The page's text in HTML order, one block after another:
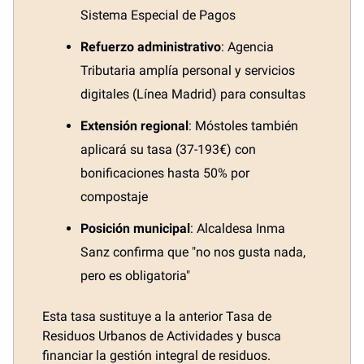
Sistema Especial de Pagos
Refuerzo administrativo: Agencia
Tributaria amplía personal y servicios
digitales (Línea Madrid) para consultas
Extensión regional: Móstoles también
aplicará su tasa (37-193€) con
bonificaciones hasta 50% por
compostaje
Posición municipal: Alcaldesa Inma
Sanz confirma que "no nos gusta nada,
pero es obligatoria"
Esta tasa sustituye a la anterior Tasa de
Residuos Urbanos de Actividades y busca
financiar la gestión integral de residuos.